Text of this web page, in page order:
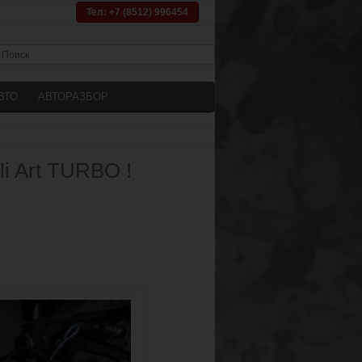
Тел: +7 (8512) 996454
АВТОРАЗБОР
Art TURBO !